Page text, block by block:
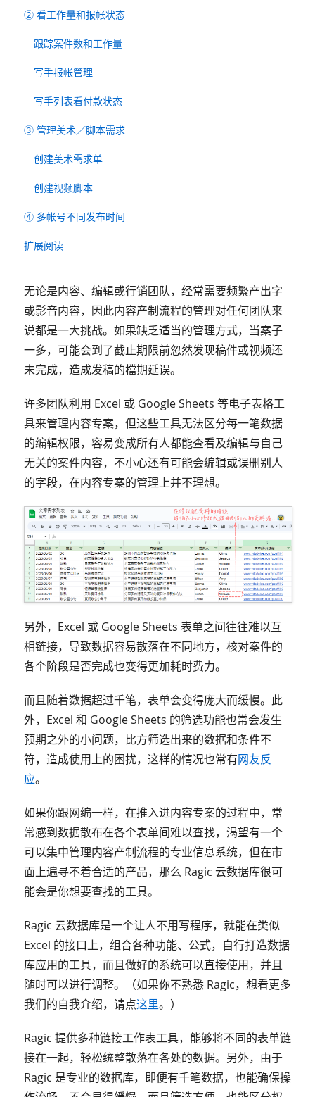
② 看工作量和报帐状态
跟踪案件数和工作量
写手报帐管理
写手列表看付款状态
③ 管理美术／脚本需求
创建美术需求单
创建视频脚本
④ 多帐号不同发布时间
扩展阅读
无论是内容、编辑或行销团队，经常需要频繁产出字
或影音内容，因此内容产制流程的管理对任何团队来
说都是一大挑战。如果缺乏适当的管理方式，当案子
一多，可能会到了截止期限前忽然发现稿件或视频还
未完成，造成发稿的檔期延误。
许多团队利用 Excel 或 Google Sheets 等电子表格工
具来管理内容专案，但这些工具无法区分每一笔数据
的编辑权限，容易变成所有人都能查看及编辑与自己
无关的案件内容，不小心还有可能会编辑或误删别人
的字段，在内容专案的管理上并不理想。
另外，Excel 或 Google Sheets 表单之间往往难以互
相链接，导致数据容易散落在不同地方，核对案件的
各个阶段是否完成也变得更加耗时费力。
而且随着数据超过千笔，表单会变得庞大而缓慢。此
外，Excel 和 Google Sheets 的筛选功能也常会发生
预期之外的小问题，比方筛选出来的数据和条件不
符，造成使用上的困扰，这样的情况也常有网友反
应。
如果你跟网编一样，在推入进内容专案的过程中，常
常感到数据散布在各个表单间难以查找，渴望有一个
可以集中管理内容产制流程的专业信息系统，但在市
面上遍寻不着合适的产品，那么 Ragic 云数据库很可
能会是你想要查找的工具。
Ragic 云数据库是一个让人不用写程序，就能在类似
Excel 的接口上，组合各种功能、公式，自行打造数据
库应用的工具，而且做好的系统可以直接使用，并且
随时可以进行调整。（如果你不熟悉 Ragic，想看更多
我们的自我介绍，请点这里。）
Ragic 提供多种链接工作表工具，能够将不同的表单链
接在一起，轻松统整散落在各处的数据。另外，由于
Ragic 是专业的数据库，即便有千笔数据，也能确保操